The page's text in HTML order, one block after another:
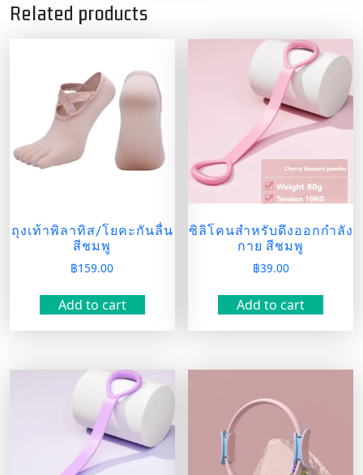
Related products
ถุงเท้าพิลาทิส/โยคะกันลื่น
สีชมพู
฿159.00
Add to cart
ซิลิโคนสำหรับดึงออกกำลัง
กาย สีชมพู
฿39.00
Add to cart